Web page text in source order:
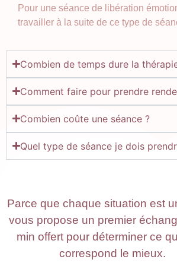
Pour une séance de libération
travailler à la suite de ce type de
Combien de temps dure la
Comment faire pour prendre
Combien coûte une séance ?
Quel type de séance je dois
Parce que chaque situation est
vous propose un premier
min offert pour déterminer ce
correspond le mieux.